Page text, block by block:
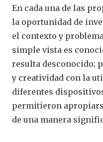
En cada una de las
la oportunidad de
el contexto y
simple vista es
resulta desconocido;
y creatividad con la
diferentes
permitieron
de una manera